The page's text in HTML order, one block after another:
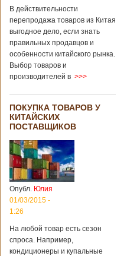
В действительности
перепродажа товаров из Китая
выгодное дело, если знать
правильных продавцов и
особенности китайского рынка.
Выбор товаров и
производителей в >>>
ПОКУПКА ТОВАРОВ У
КИТАЙСКИХ
ПОСТАВЩИКОВ
Опубл. Юлия
01/03/2015 -
1:26
На любой товар есть сезон
спроса. Например,
кондиционеры и купальные